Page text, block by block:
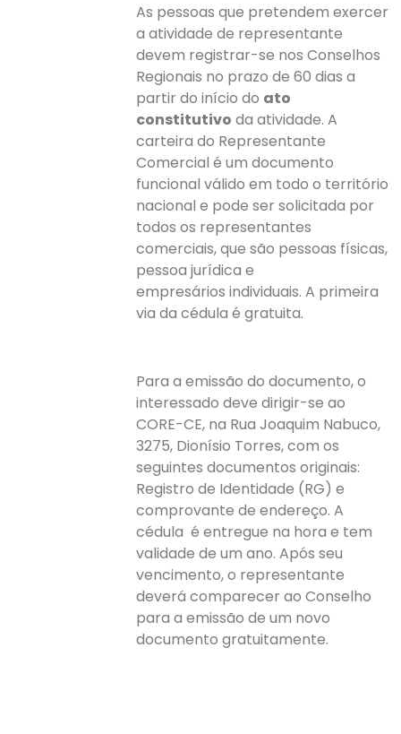
As pessoas que pretendem exercer
a atividade de representante
devem registrar-se nos Conselhos
Regionais no prazo de 60 dias a
partir do início do ato
constitutivo da atividade. A
carteira do Representante
Comercial é um documento
funcional válido em todo o território
nacional e pode ser solicitada por
todos os representantes
comerciais, que são pessoas físicas,
pessoa jurídica e
empresários individuais. A primeira
via da cédula é gratuita.
Para a emissão do documento, o
interessado deve dirigir-se ao
CORE-CE, na Rua Joaquim Nabuco,
3275, Dionísio Torres, com os
seguintes documentos originais:
Registro de Identidade (RG) e
comprovante de endereço. A
cédula é entregue na hora e tem
validade de um ano. Após seu
vencimento, o representante
deverá comparecer ao Conselho
para a emissão de um novo
documento gratuitamente.